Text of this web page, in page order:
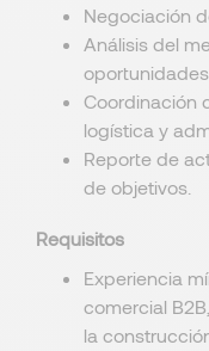
Negociación
Análisis del
Coordinación
logística y
Reporte de
de objetivos.
Requisitos
Experiencia
comercial
la